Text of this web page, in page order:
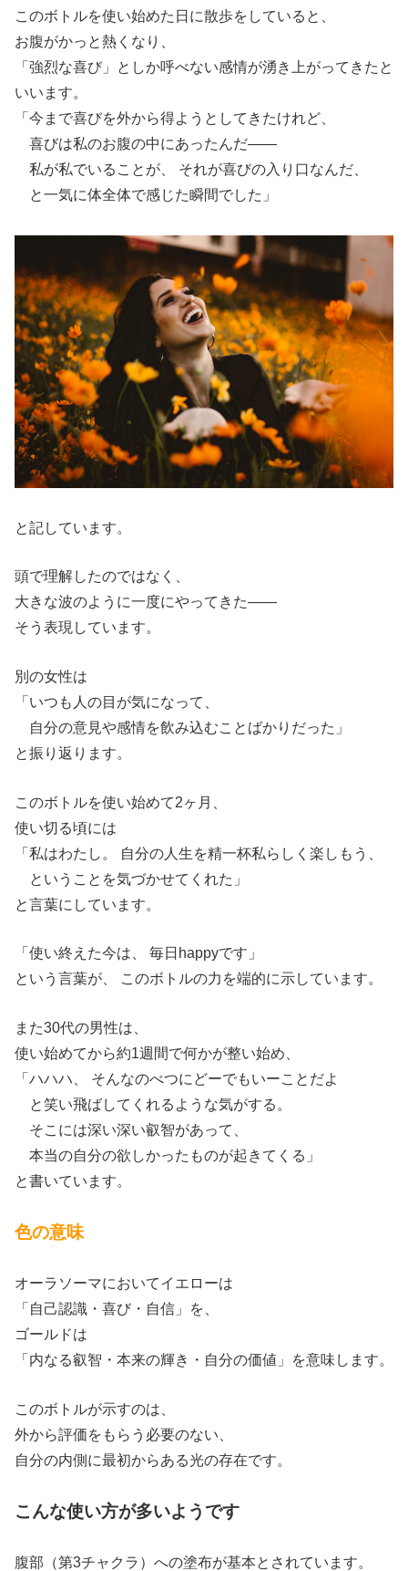
このボトルを使い始めた日に散歩をしていると、
お腹がかっと熱くなり、
「強烈な喜び」としか呼べない感情が湧き上がってきたと
いいます。
「今まで喜びを外から得ようとしてきたけれど、
喜びは私のお腹の中にあったんだ——
私が私でいることが、 それが喜びの入り口なんだ、
と一気に体全体で感じた瞬間でした」
と記しています。
頭で理解したのではなく、
大きな波のように一度にやってきた——
そう表現しています。
別の女性は
「いつも人の目が気になって、
自分の意見や感情を飲み込むことばかりだった」
と振り返ります。
このボトルを使い始めて2ヶ月、
使い切る頃には
「私はわたし。 自分の人生を精一杯私らしく楽しもう、
ということを気づかせてくれた」
と言葉にしています。
「使い終えた今は、 毎日happyです」
という言葉が、 このボトルの力を端的に示しています。
また30代の男性は、
使い始めてから約1週間で何かが整い始め、
「ハハハ、 そんなのべつにどーでもいーことだよ
と笑い飛ばしてくれるような気がする。
そこには深い深い叡智があって、
本当の自分の欲しかったものが起きてくる」
と書いています。
色の意味
オーラソーマにおいてイエローは
「自己認識・喜び・自信」を、
ゴールドは
「内なる叡智・本来の輝き・自分の価値」を意味します。
このボトルが示すのは、
外から評価をもらう必要のない、
自分の内側に最初からある光の存在です。
こんな使い方が多いようです
腹部（第3チャクラ）への塗布が基本とされています。